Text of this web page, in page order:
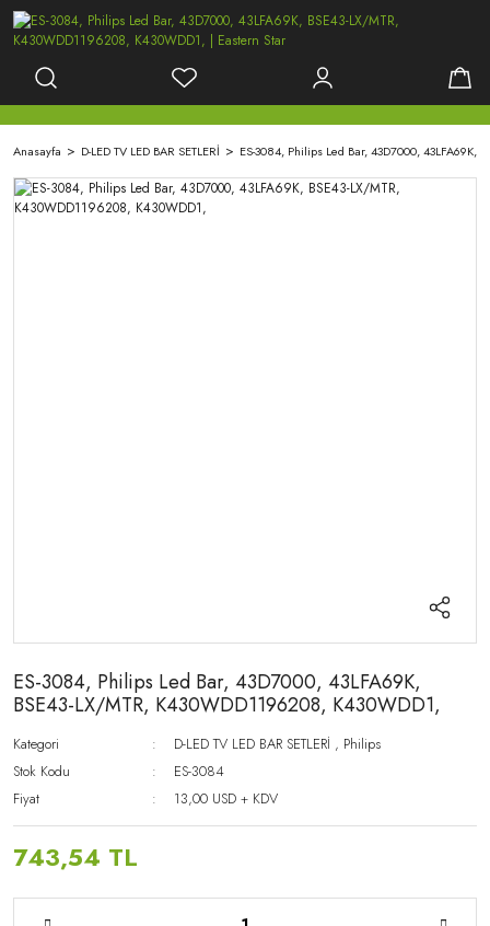
Anasayfa D-LED TV LED BAR SETLERİ ES-3084, Philips Led Bar, 43D7000, 43LFA69K,
ES-3084, Philips Led Bar, 43D7000, 43LFA69K,
BSE43-LX/MTR, K430WDD1196208, K430WDD1,
Kategori D-LED TV LED BAR SETLERİ , Philips
Stok Kodu
ES-3084
Fiyat
13,00 USD + KDV
743,54 TL